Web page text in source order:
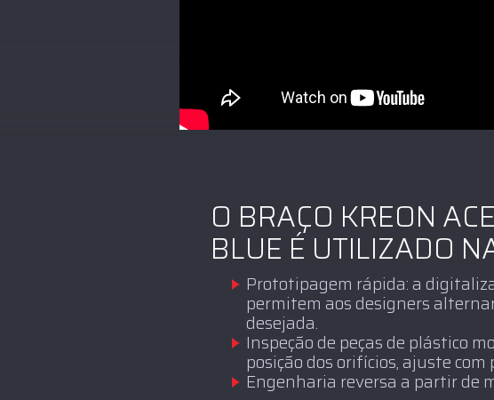
O BRAÇO KREON
BLUE É UTILIZADO
Prototipagem rápida: a
permitem aos designers
desejada.
Inspeção de peças de plástico
posição dos orifícios, ajuste
Engenharia reversa a partir de